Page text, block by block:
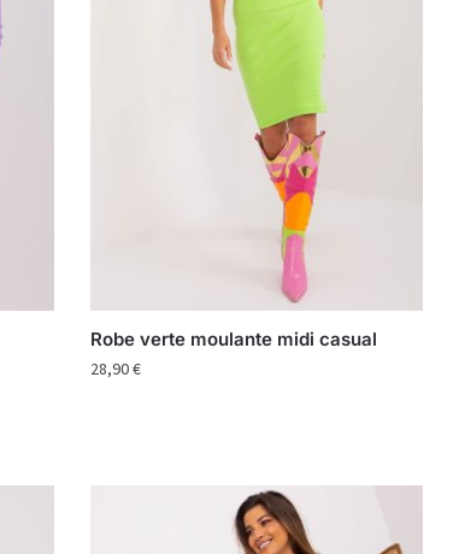
Robe verte moulante midi casual
28,90€